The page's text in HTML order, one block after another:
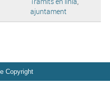
ajuntament
Copyright